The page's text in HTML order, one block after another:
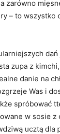
zarówno
– to wszystko
zupa‍ z
‌danie na⁢
⁤Was⁤ i
spróbować
w sosie z
ucztą dla